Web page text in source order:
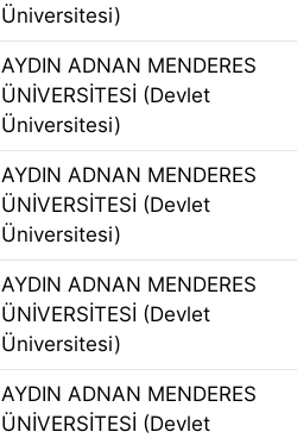
Üniversitesi)
AYDIN ADNAN MENDERES
ÜNİVERSİTESİ (Devlet
Üniversitesi)
AYDIN ADNAN MENDERES
ÜNİVERSİTESİ (Devlet
Üniversitesi)
AYDIN ADNAN MENDERES
ÜNİVERSİTESİ (Devlet
Üniversitesi)
AYDIN ADNAN MENDERES
ÜNİVERSİTESİ (Devlet